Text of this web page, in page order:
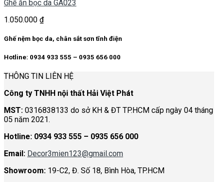
Ghế ăn bọc da GA023
1.050.000 ₫
Ghế nệm bọc da, chân sắt sơn tĩnh điện
Hotline: 0934 933 555 – 0935 656 000
THÔNG TIN LIÊN HỆ
Công ty TNHH nội thất Hải Việt Phát
MST: 0316838133 do sở KH & ĐT TP.HCM cấp ngày 04 tháng
05 năm 2021.
Hotline: 0934 933 555 – 0935 656 000
Email: Decor3mien123@gmail.com
Showroom: 19-C2, Đ. Số 18, Bình Hòa, TP.HCM